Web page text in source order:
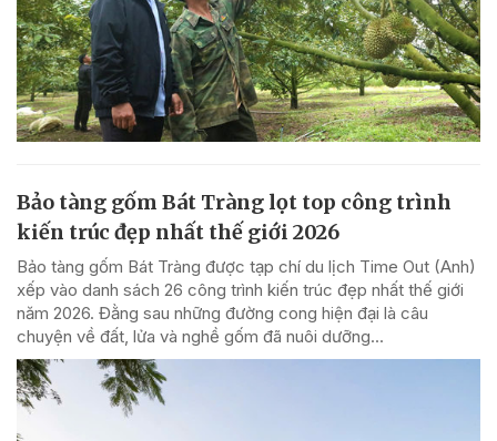
Bảo tàng gốm Bát Tràng lọt top công trình
kiến trúc đẹp nhất thế giới 2026
Bảo tàng gốm Bát Tràng được tạp chí du lịch Time Out (Anh)
xếp vào danh sách 26 công trình kiến trúc đẹp nhất thế giới
năm 2026. Đằng sau những đường cong hiện đại là câu
chuyện về đất, lửa và nghề gốm đã nuôi dưỡng...